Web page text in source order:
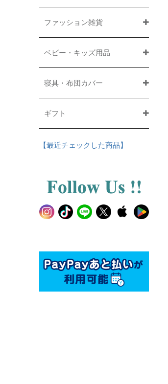
ファッション雑貨
ベビー・キッズ用品
寝具・布団カバー
ギフト
【最近チェックした商品】